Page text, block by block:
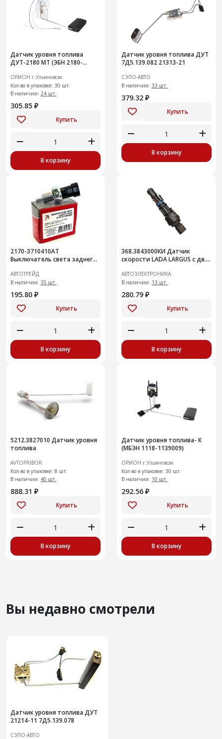
Датчик уровня топлива
ДУТ-2180 МТ (ЭБН 2180-
ОРИОН г.Ульяновсвк
Кол-во в упаковке: 30 шт.
В наличии: 24 шт.
305.85 ₽
Купить
В корзину
Датчик уровня топлива ДУТ
7Д5.139.082 21313-21
СЭПО-АВТО
В наличии: 33 шт.
379.32 ₽
Купить
В корзину
2170-3710410АТ
Выключатель света заднего
1332.3768
АВТОТРЕЙД
В наличии: 35 шт.
195.80 ₽
Купить
В корзину
368.3843000КИ Датчик
скорости LADA LARGUS с дв.
АВТОЭЛЕКТРОНИКА
В наличии: 13 шт.
280.79 ₽
Купить
В корзину
5212.3827010 Датчик уровня
топлива
AVTOPRIBOR
Кол-во в упаковке: 8 шт.
В наличии: 40 шт.
888.31 ₽
Купить
В корзину
Датчик уровня топлива- К
(МБЭН 1118-1139009)
ОРИОН г.Ульяновсвк
Кол-во в упаковке: 30 шт.
В наличии: 10 шт.
292.56 ₽
Купить
В корзину
Вы недавно смотрели
Датчик уровня топлива ДУТ
21214-11 7Д5.139.078
СЭПО-АВТО